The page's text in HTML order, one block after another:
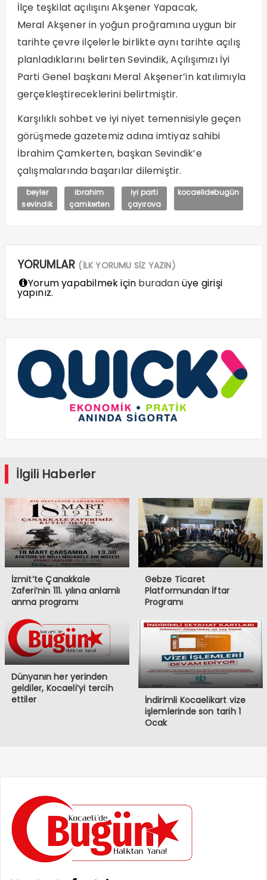
İlçe teşkilat açılışını Akşener Yapacak,
Meral Akşener in yoğun proğramına uygun bir
tarihte çevre ilçelerle birlikte aynı tarihte açılış
planladıklarını belirten Sevindik, Açılışımızı İyi
Parti Genel başkanı Meral Akşener’in katılımıyla
gerçekleştireceklerini belirtmiştir.
Karşılıklı sohbet ve iyi niyet temennisiyle geçen
görüşmede gazetemiz adına imtiyaz sahibi
İbrahim Çamkerten, başkan Sevindik’e
çalışmalarında başarılar dilemiştir.
beyler
sevindik
ibrahim
çamkerten
iyi parti
çayırova
kocaelidebugün
YORUMLAR (İLK YORUMU SİZ YAZIN)
Yorum yapabilmek için buradanüye girişi
yapınız.
İlgili Haberler
İzmit’te Çanakkale
Zaferi’nin 111. yılına anlamlı
anma programı
Gebze Ticaret
Platformundan İftar
Programı
Dünyanın her yerinden
geldiler, Kocaeli’yi tercih
ettiler
İndirimli Kocaelikart vize
işlemlerinde son tarih 1
Ocak